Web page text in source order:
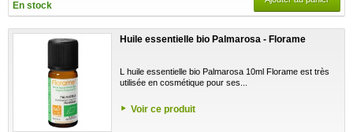
En stock
Huile essentielle bio Palmarosa - Florame
L huile essentielle bio Palmarosa 10ml Florame est très
utilisée en cosmétique pour ses...
Voir ce produit